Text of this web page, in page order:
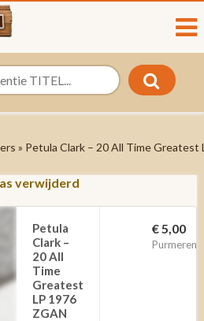
» Petula Clark – 20 All Time Greatest
verwijderd
Petula
Clark –
20 All
Time
Greatest
LP 1976
ZGAN
€ 5,00